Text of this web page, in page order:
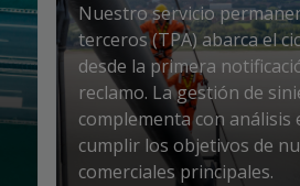
Nuestro servicio
terceros (TPA) abarca el
desde la primera
reclamo. La gestión de
complementa con
cumplir los objetivos de
comerciales principales.